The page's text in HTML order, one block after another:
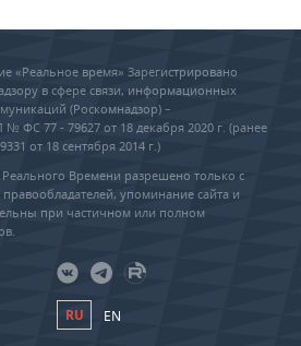
«Реальное время» Зарегистрировано
в сфере связи, информационных
(Роскомнадзор) –
ФС 77 - 79627 от 18 декабря 2020 г. (ранее
от 18 сентября 2014 г.)
Времени разрешено только с
упоминание сайта и
при частичном или полном
RU EN